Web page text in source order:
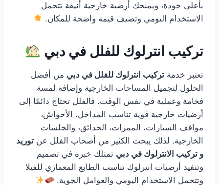
بأعلى جودة، ويمنحك أرضية خارجية أنيقة تتحمل
الاستخدام اليومي وتضيف قيمة واضحة للمكان.
تركيب انترلوك للفلل في دبي
تعتبر خدمة تركيب انترلوك للفلل في دبي من أفضل
الحلول لتجميل المساحات الخارجية وإضافة لمسة
فخامة وعملية في نفس الوقت. فالفلل تحتاج دائمًا إلى
أرضيات خارجية قوية تناسب المداخل، الأحواش،
مواقف السيارات، الممرات، الحدائق، والجلسات
الخارجية. لذلك يبحث الكثير من أصحاب الفلل عن توريد
و تركيب الانترلوك في دبي تمتلك خبرة في تصميم
وتنفيذ أرضيات انترلوك تناسب الطابع المعماري للفيلا
وتتحمل الاستخدام اليومي والعوامل الجوية.